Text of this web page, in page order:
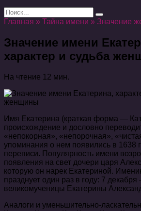
Search
for:
Главная » Тайна имени » Значение
Значение имени
характер и судьба
На чтение 12 мин.
Имя Екатерина (краткая форма —
происхождение и дословно
«непокорная», «непорочная»,
упоминания о нем появились в 1638
переписи. Популярность имени
появления на свет дочери царя
которую он нарек Екатериной.
празднует один раз в году: 7
великомученицы Екатерины
Аналоги и уменьшительно-